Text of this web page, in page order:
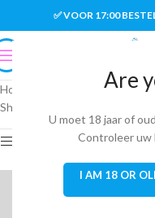
Are
U moet 18 jaar of
Controleer uw
I AM 18 OR
✅ VOOR 17:00
Home Research Chemicals/
Showing the single result
Show sidebar